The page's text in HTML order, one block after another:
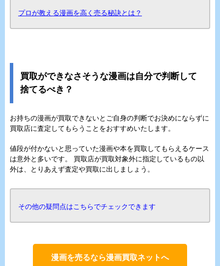
プロが教える漫画を高く売る秘訣とは？
買取ができなさそうな漫画は自分で判断して
捨てるべき？
お持ちの漫画が買取できないとご自身の判断でお決めにならずに
買取店に査定してもらうことをおすすめいたします。
値段が付かないと思っていた漫画や本を買取してもらえるケース
は意外と多いです。 買取店が買取対象外に指定しているもの以
外は、とりあえず査定や買取に出しましょう。
その他の疑問点はこちらでチェックできます
漫画を売るなら漫画買取ネットへ